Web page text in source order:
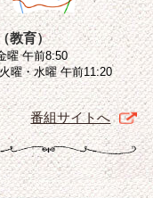
教育）
曜 午前8:50
曜・水曜 午前11:20
番組サイトへ